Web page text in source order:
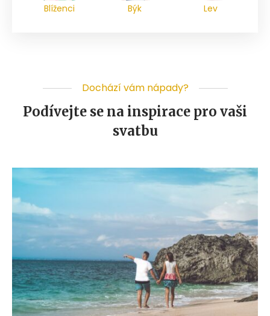
Blíženci Býk Lev
Dochází vám nápady?
Podívejte se na inspirace pro vaši
svatbu